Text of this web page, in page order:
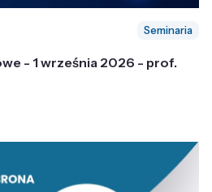
Seminaria
- 1 września 2026 - prof.